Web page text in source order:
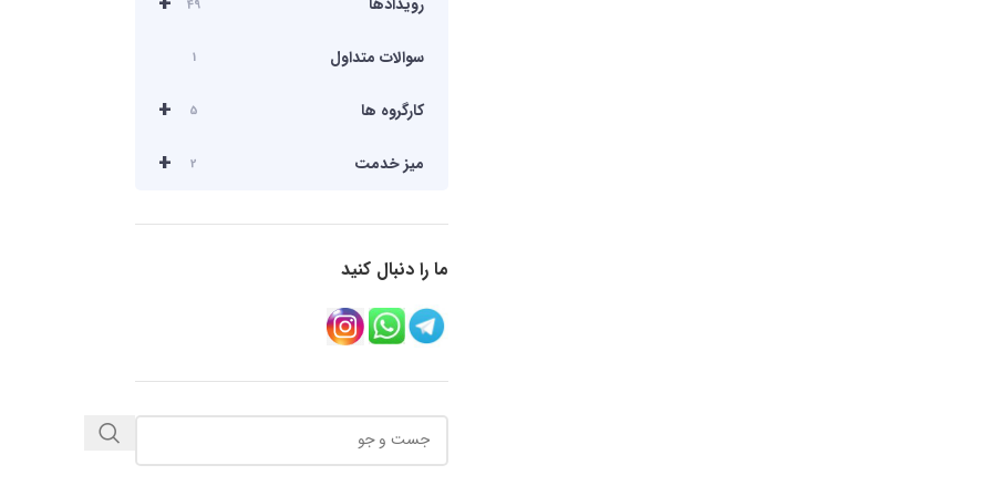
49
سوالات متداول 1
+ کارگروه ها 5
+ میز خدمت 2
ما را دنبال کنید